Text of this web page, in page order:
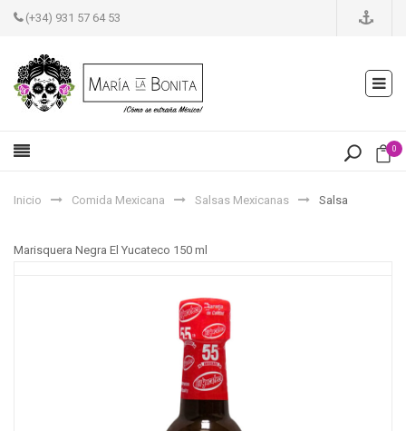
(+34) 931 57 64 53
0
Inicio Comida Mexicana Salsas Mexicanas Salsa
Marisquera Negra El Yucateco 150 ml